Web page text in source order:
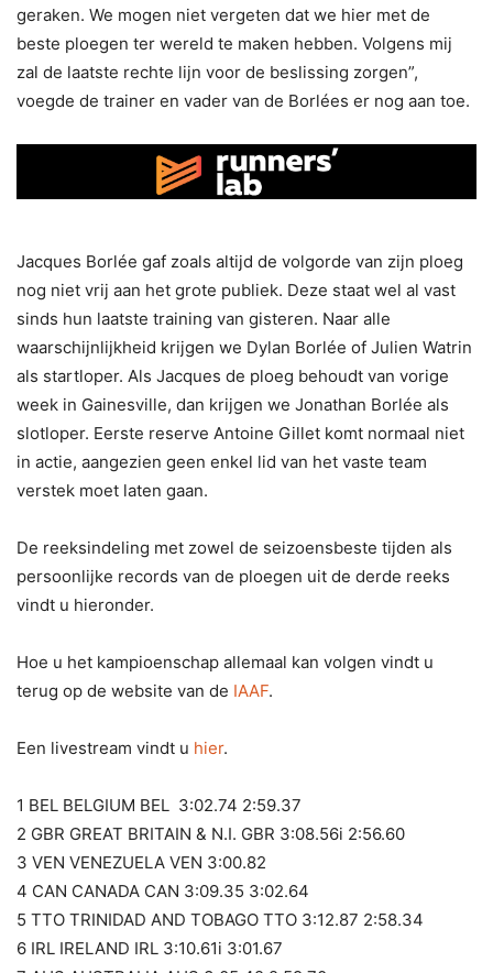
geraken. We mogen niet vergeten dat we hier met de
beste ploegen ter wereld te maken hebben. Volgens mij
zal de laatste rechte lijn voor de beslissing zorgen”,
voegde de trainer en vader van de Borlées er nog aan toe.
Jacques Borlée gaf zoals altijd de volgorde van zijn ploeg
nog niet vrij aan het grote publiek. Deze staat wel al vast
sinds hun laatste training van gisteren. Naar alle
waarschijnlijkheid krijgen we Dylan Borlée of Julien Watrin
als startloper. Als Jacques de ploeg behoudt van vorige
week in Gainesville, dan krijgen we Jonathan Borlée als
slotloper. Eerste reserve Antoine Gillet komt normaal niet
in actie, aangezien geen enkel lid van het vaste team
verstek moet laten gaan.
De reeksindeling met zowel de seizoensbeste tijden als
persoonlijke records van de ploegen uit de derde reeks
vindt u hieronder.
Hoe u het kampioenschap allemaal kan volgen vindt u
terug op de website van de IAAF.
Een livestream vindt u hier.
1 BEL BELGIUM BEL 3:02.74 2:59.37
2 GBR GREAT BRITAIN & N.I. GBR 3:08.56i 2:56.60
3 VEN VENEZUELA VEN 3:00.82
4 CAN CANADA CAN 3:09.35 3:02.64
5 TTO TRINIDAD AND TOBAGO TTO 3:12.87 2:58.34
6 IRL IRELAND IRL 3:10.61i 3:01.67